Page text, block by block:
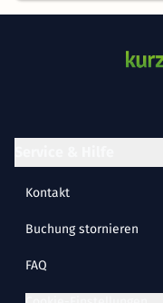
Kontakt
Buchung stornieren
FAQ